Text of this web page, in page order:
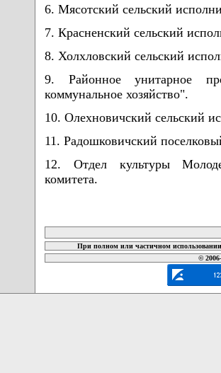
6. Мясотский сельский
7. Красненский сельский
8. Холхловский сельский
9. Районное унитарное
коммунальное хозяйство".
10. Олехновичский сельский
11. Радошковичский
12. Отдел культуры
комитета.
При полном или частичном
©